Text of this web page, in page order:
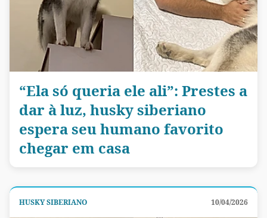
“Ela só queria ele ali”: Prestes a
dar à luz, husky siberiano
espera seu humano favorito
chegar em casa
HUSKY SIBERIANO 10/04/2026